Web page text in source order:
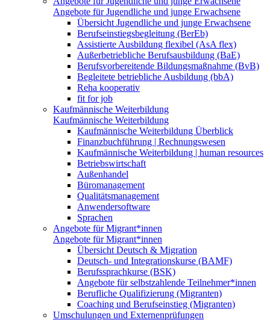
Angebote für Jugendliche und junge Erwachsene
Übersicht Jugendliche und junge Erwachsene
Berufseinstiegsbegleitung (BerEb)
Assistierte Ausbildung flexibel (AsA flex)
Außerbetriebliche Berufsausbildung (BaE)
Berufsvorbereitende Bildungsmaßnahme (BvB)
Begleitete betriebliche Ausbildung (bbA)
Reha kooperativ
fit for job
Kaufmännische Weiterbildung
Kaufmännische Weiterbildung
Kaufmännische Weiterbildung Überblick
Finanzbuchführung | Rechnungswesen
Kaufmännische Weiterbildung | human resources
Betriebswirtschaft
Außenhandel
Büromanagement
Qualitätsmanagement
Anwendersoftware
Sprachen
Angebote für Migrant*innen
Angebote für Migrant*innen
Übersicht Deutsch & Migration
Deutsch- und Integrationskurse (BAMF)
Berufssprachkurse (BSK)
Angebote für selbstzahlende Teilnehmer*innen
Berufliche Qualifizierung (Migranten)
Coaching und Berufseinstieg (Migranten)
Umschulungen und Externenprüfungen